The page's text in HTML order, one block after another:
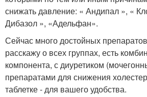
снижать давление: « Андипал », «
Дибазол », «Адельфан».
Сейчас много достойных
расскажу о всех группах, есть
компонента, с диуретиком
препаратами для снижения
таблетке - для вашего удобства.